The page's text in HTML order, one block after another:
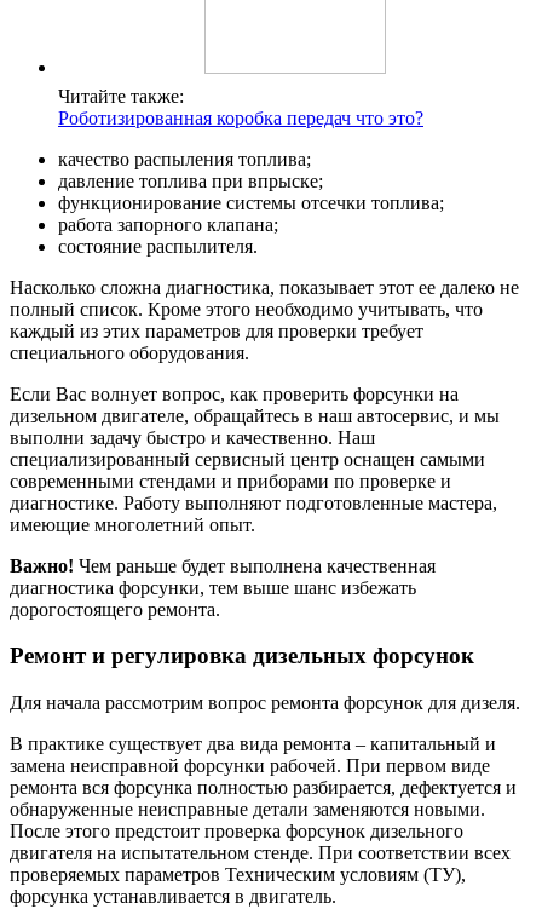
Читайте также:
Роботизированная коробка передач что это?
качество распыления топлива;
давление топлива при впрыске;
функционирование системы отсечки топлива;
работа запорного клапана;
состояние распылителя.
Насколько сложна диагностика, показывает этот ее далеко не
полный список. Кроме этого необходимо учитывать, что
каждый из этих параметров для проверки требует
специального оборудования.
Если Вас волнует вопрос, как проверить форсунки на
дизельном двигателе, обращайтесь в наш автосервис, и мы
выполни задачу быстро и качественно. Наш
специализированный сервисный центр оснащен самыми
современными стендами и приборами по проверке и
диагностике. Работу выполняют подготовленные мастера,
имеющие многолетний опыт.
Важно! Чем раньше будет выполнена качественная
диагностика форсунки, тем выше шанс избежать
дорогостоящего ремонта.
Ремонт и регулировка дизельных форсунок
Для начала рассмотрим вопрос ремонта форсунок для дизеля.
В практике существует два вида ремонта – капитальный и
замена неисправной форсунки рабочей. При первом виде
ремонта вся форсунка полностью разбирается, дефектуется и
обнаруженные неисправные детали заменяются новыми.
После этого предстоит проверка форсунок дизельного
двигателя на испытательном стенде. При соответствии всех
проверяемых параметров Техническим условиям (ТУ),
форсунка устанавливается в двигатель.